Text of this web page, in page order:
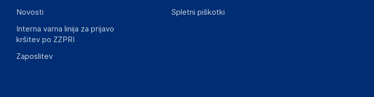
Novosti
Interna varna linija za prijavo
kršitev po ZZPRI
Zaposlitev
Spletni piškotki